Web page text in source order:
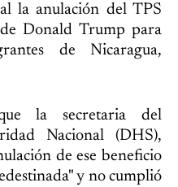
la anulación del TPS
Donald Trump para
de Nicaragua,
la secretaria del
Nacional (DHS),
de ese beneficio
y no cumplió